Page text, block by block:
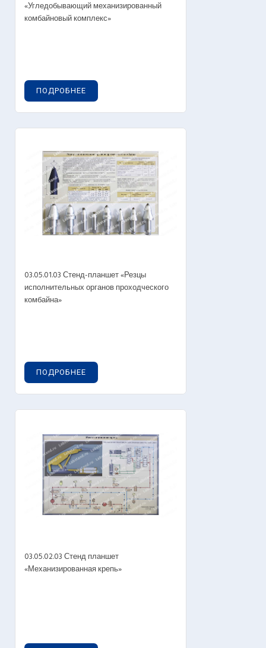
«Угледобывающий механизированный
комбайновый комплекс»
ПОДРОБНЕЕ
03.05.01.03 Стенд-планшет «Резцы
исполнительных органов проходческого
комбайна»
ПОДРОБНЕЕ
03.05.02.03 Стенд планшет
«Механизированная крепь»